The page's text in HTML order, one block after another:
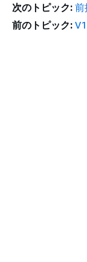
次のトピック: 前
前のトピック: